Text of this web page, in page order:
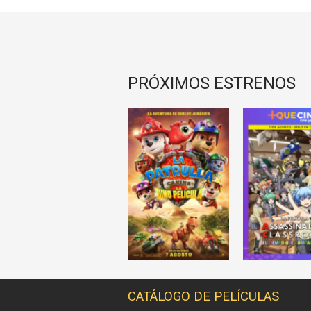
PRÓXIMOS ESTRENOS
CATÁLOGO DE PELÍCULAS